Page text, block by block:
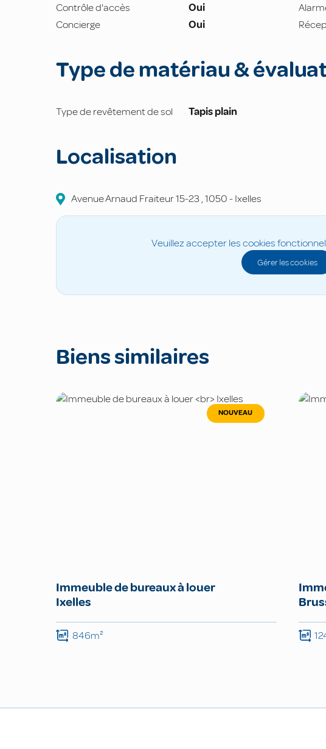
Contrôle d'accès Oui
Concierge
Oui
Type de matériau &
Type de revêtement de sol Tapis plain
Localisation
Avenue Arnaud Fraiteur15-23 ,1050-Ixelles
Veuillez accepter les cookies
Gérer les cookies
Biens similaires
NOUVEAU
Immeuble de bureaux à louer
Ixelles
846m²